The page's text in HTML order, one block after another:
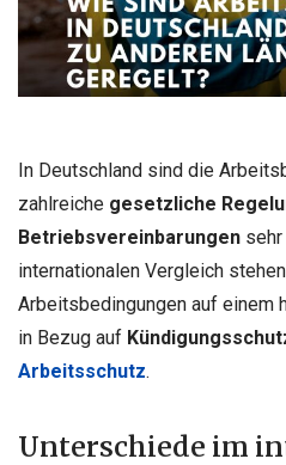
In Deutschland sind die
zahlreiche gesetzliche
Betriebsvereinbarungen
internationalen Vergleich
Arbeitsbedingungen auf einem
in Bezug auf
Arbeitsschutz.
Unterschiede im